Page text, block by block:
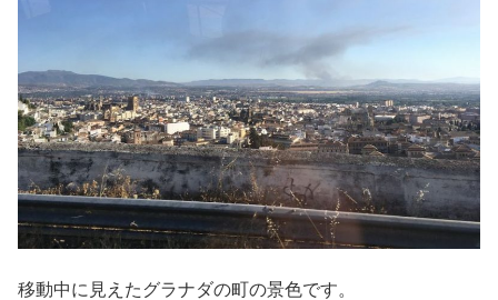
移動中に見えたグラナダの町の景色です。